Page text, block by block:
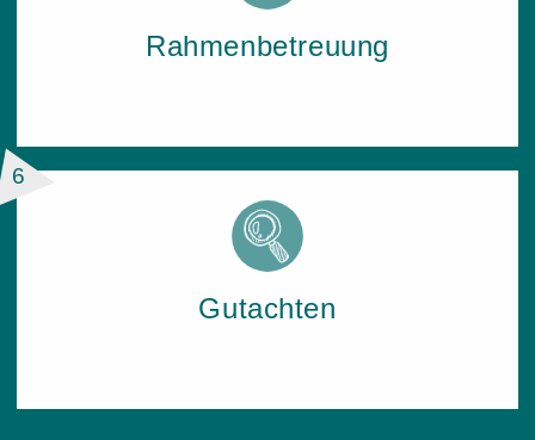
Rah­men­be­treu­ung
6
Gut­ach­ten